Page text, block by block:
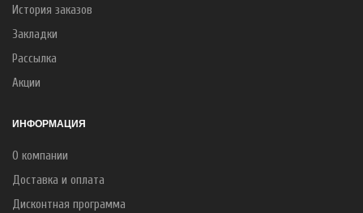
История заказов
Закладки
Рассылка
Акции
ИНФОРМАЦИЯ
О компании
Доставка и оплата
Дисконтная программа